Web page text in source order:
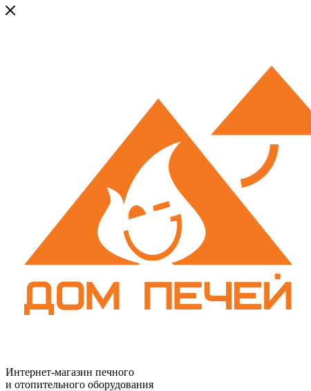
Интернет-магазин печного
и отопительного оборудования